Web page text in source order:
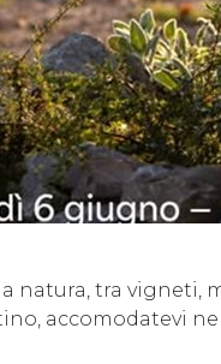
natura, tra vigneti,
accomodatevi